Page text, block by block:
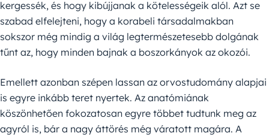
kergessék, és hogy kibújjanak a kötelességeik alól. Azt se
szabad elfelejteni, hogy a korabeli társadalmakban
sokszor még mindig a világ legtermészetesebb dolgának
tűnt az, hogy minden bajnak a boszorkányok az okozói.
Emellett azonban szépen lassan az orvostudomány alapjai
is egyre inkább teret nyertek. Az anatómiának
köszönhetően fokozatosan egyre többet tudtunk meg az
agyról is, bár a nagy áttörés még váratott magára. A